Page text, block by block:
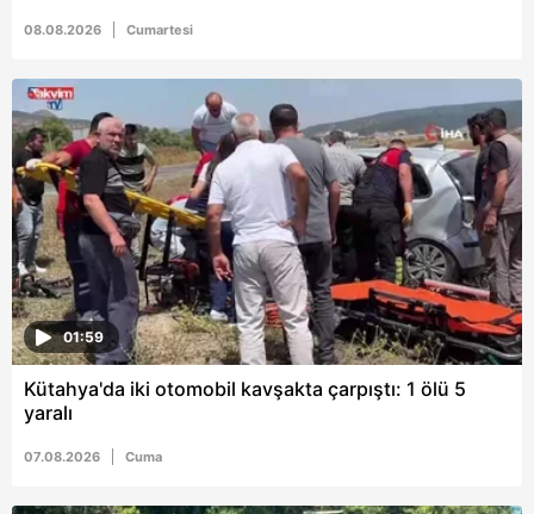
hazırlanmış Aydınlatma Metnimizi okumak ve sitemizde
ilgili mevzuata uygun olarak kullanılan çerezlerle ilgili bilgi
almak için lütfentıklayınız.
08.08.2026 Cumartesi
01:59
Kütahya'da iki otomobil kavşakta çarpıştı: 1 ölü 5
yaralı
07.08.2026 Cuma